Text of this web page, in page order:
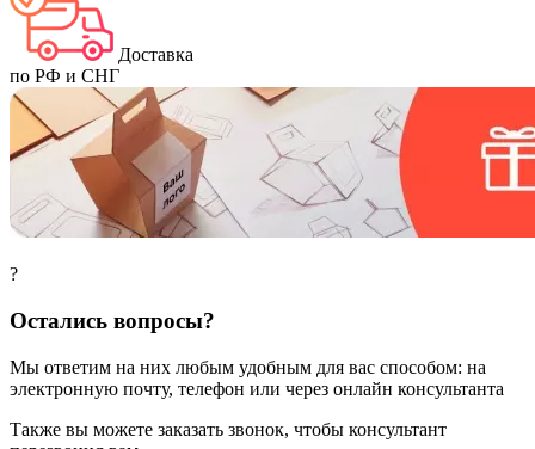
Доставка
по РФ и СНГ
?
Остались вопросы?
Мы ответим на них любым удобным для вас способом: на
электронную почту, телефон или через онлайн консультанта
Также вы можете заказать звонок, чтобы консультант